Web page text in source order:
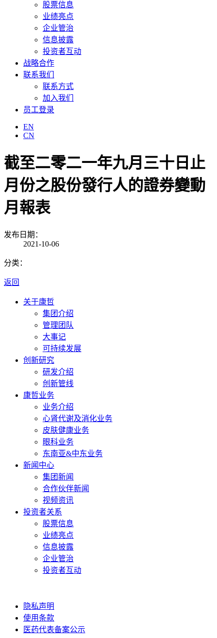
股票信息
业绩亮点
企业管治
信息披露
投资者互动
战略合作
联系我们
联系方式
加入我们
员工登录
EN
CN
截至二零二一年九月三十日止
月份之股份發行人的證券變動
月報表
发布日期：
2021-10-06
分类：
返回
关于康哲
集团介绍
管理团队
大事记
可持续发展
创新研究
研发介绍
创新管线
康哲业务
业务介绍
心肾代谢及消化业务
皮肤健康业务
眼科业务
东南亚&中东业务
新闻中心
集团新闻
合作伙伴新闻
视频资讯
投资者关系
股票信息
业绩亮点
信息披露
企业管治
投资者互动
隐私声明
使用条款
医药代表备案公示